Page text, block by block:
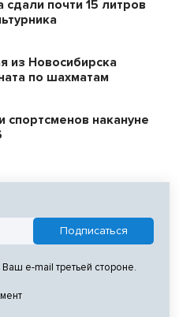
почти 15 литров
из Новосибирска
по шахматам
спортсменов накануне
e-mail третьей стороне.